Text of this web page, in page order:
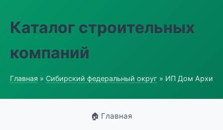
Каталог строительных
компаний
Главная » Сибирский федеральный округ » ИП Дом Архи
🏠 Главная